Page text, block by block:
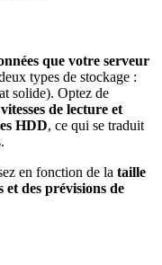
que votre serveur
types de stockage :
solide). Optez de
de lecture et
HDD, ce qui se traduit
en fonction de la taille
et des prévisions de